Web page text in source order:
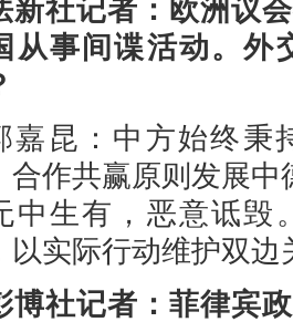
新社记者：欧洲议
从事间谍活动。外
嘉昆：中方始终秉
合作共赢原则发展中
中生有，恶意诋毁
以实际行动维护双
博社记者：菲律宾